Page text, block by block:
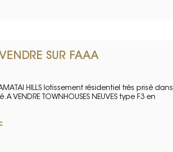
SUR FAAA
HILLS lotissement résidentiel très prisé dans
VENDRE TOWNHOUSES NEUVES type F3 en